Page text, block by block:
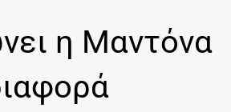
η Μαντόνα